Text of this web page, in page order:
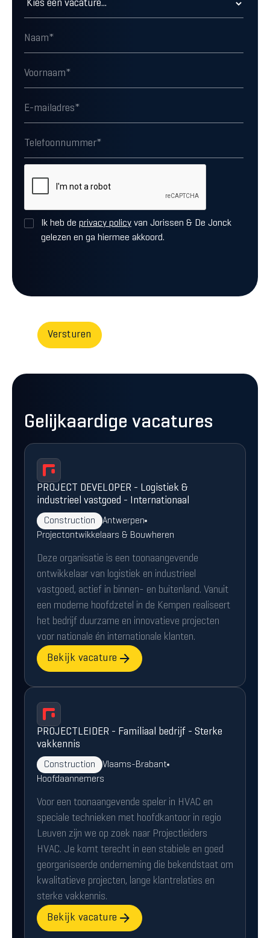
Ik heb de privacy policy van Jorissen & De Jonck
gelezen en ga hiermee akkoord.
Gelijkaardige vacatures
PROJECT DEVELOPER - Logistiek &
industrieel vastgoed - Internationaal
Construction
Antwerpen
Projectontwikkelaars & Bouwheren
Deze organisatie is een toonaangevende
ontwikkelaar van logistiek en industrieel
vastgoed, actief in binnen- en buitenland. Vanuit
een moderne hoofdzetel in de Kempen realiseert
het bedrijf duurzame en innovatieve projecten
voor nationale én internationale klanten.
Bekijk vacature
PROJECTLEIDER - Familiaal bedrijf - Sterke
vakkennis
Construction
Vlaams-Brabant
Hoofdaannemers
Voor een toonaangevende speler in HVAC en
speciale technieken met hoofdkantoor in regio
Leuven zijn we op zoek naar Projectleiders
HVAC. Je komt terecht in een stabiele en goed
georganiseerde onderneming die bekendstaat om
kwalitatieve projecten, lange klantrelaties en
sterke vakkennis.
Bekijk vacature